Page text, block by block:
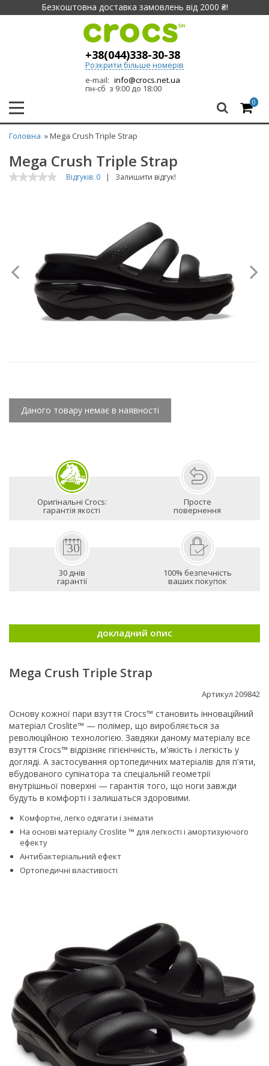
Безкоштовна доставка замовлень від 2000 ₴!
+38(044)338-30-38
Розкрити більше номерів
e-mail: info@crocs.net.ua
пн-сб з 9:00 до 18:00
0
Головна » Mega Crush Triple Strap
Mega Crush Triple Strap
Відгуків: 0 | Залишити відгук!
Даного товару немає в наявності
Оригінальні Crocs:
гарантія якості
Просте
повернення
30 днів
гарантії
100% безпечність
ваших покупок
докладний опис
Mega Crush Triple Strap
Артикул 209842
Основу кожної пари взуття Crocs™ становить інноваційний
матеріал Croslite™ — полімер, що виробляється за
революційною технологією. Завдяки даному матеріалу все
взуття Crocs™ відрізняє гігієнічність, м'якість і легкість у
догляді. А застосування ортопедичних матеріалів для п'яти,
вбудованого супінатора та спеціальній геометрії
внутрішньої поверхні — гарантія того, що ноги завжди
будуть в комфорті і залишаться здоровими.
Комфортні, легко одягати і знімати
На основі матеріалу Croslite ™ для легкості і амортизуючого
ефекту
Антибактеріальний ефект
Ортопедичні властивості